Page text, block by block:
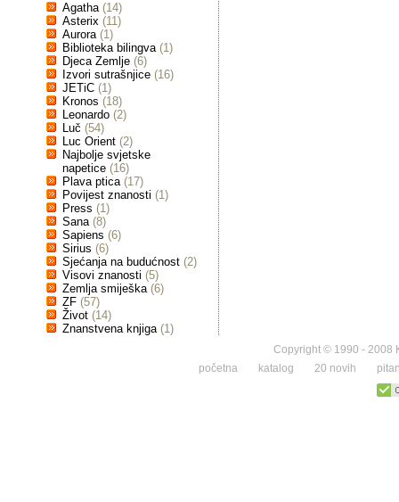
Agatha (14)
Asterix (11)
Aurora (1)
Biblioteka bilingva (1)
Djeca Zemlje (6)
Izvori sutrašnjice (16)
JETiC (1)
Kronos (18)
Leonardo (2)
Luč (54)
Luc Orient (2)
Najbolje svjetske
napetice (16)
Plava ptica (17)
Povijest znanosti (1)
Press (1)
Sana (8)
Sapiens (6)
Sirius (6)
Sjećanja na budućnost (2)
Visovi znanosti (5)
Zemlja smiješka (6)
ZF (57)
Život (14)
Znanstvena knjiga (1)
Copyright © 1990 - 2008
početna
katalog 20 novih